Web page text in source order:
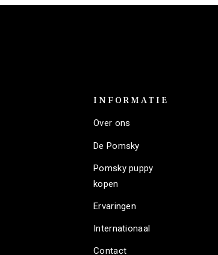
INFORMATIE
Over ons
De Pomsky
Pomsky puppy
kopen
Ervaringen
Internationaal
Contact